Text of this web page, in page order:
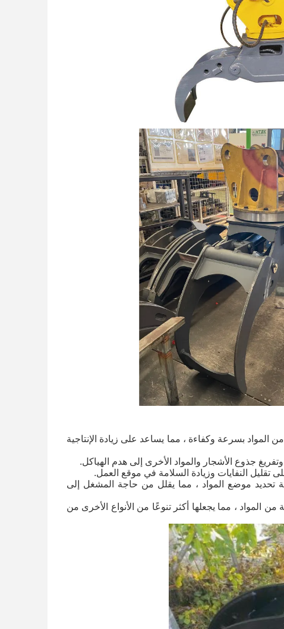
جذوع الأشجار والمواد الأخرى إلى هدم الهياكل.
تقليل النفايات وزيادة السلامة في موقع العمل.